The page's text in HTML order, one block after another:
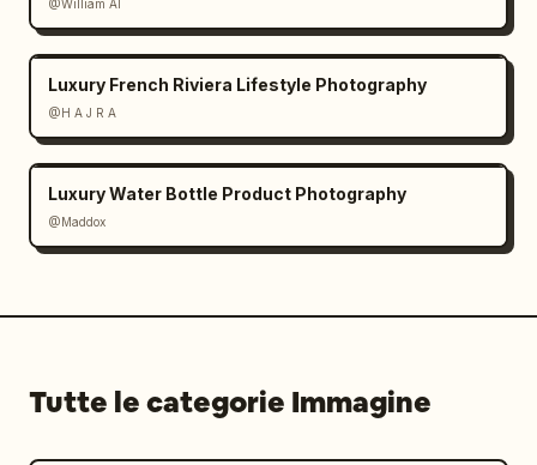
@William AI
Luxury French Riviera Lifestyle Photography
@H A J R A
Luxury Water Bottle Product Photography
@Maddox
Tutte le categorie Immagine